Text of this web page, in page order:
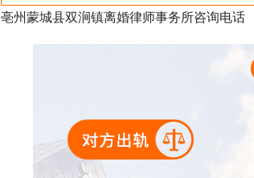
亳州蒙城县双涧镇离婚律师事务所咨询电话